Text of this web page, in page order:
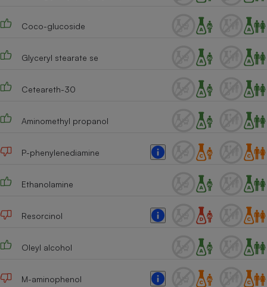
Coco-glucoside
Glyceryl stearate se
Ceteareth-30
Aminomethyl propanol
P-phenylenediamine
Ethanolamine
Resorcinol
Oleyl alcohol
M-aminophenol
Robot ménager